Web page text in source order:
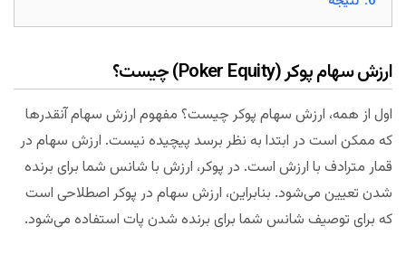
ارزش سهام پوکر (Poker Equity) چیست؟
اول از همه، ارزش سهام پوکر چیست؟ مفهوم ارزش سهام آنقدرها
که ممکن است در ابتدا به نظر برسد پیچیده نیست. ارزش سهام در
قمار مترادف با ارزش است. در پوکر، ارزش با شانس شما برای برنده
شدن تعیین می‌شود. بنابراین، ارزش سهام در پوکر اصطلاحی است
که برای توصیف شانس شما برای برنده شدن پات استفاده می‌شود.